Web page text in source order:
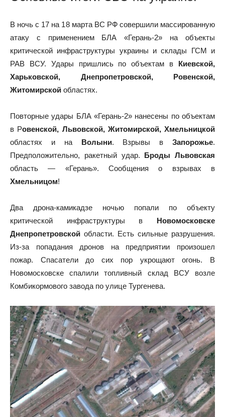
В ночь с 17 на 18 марта ВС РФ совершили массированную
атаку с применением БЛА «Герань-2» на объекты
критической инфраструктуры украины и склады ГСМ и
РАВ ВСУ. Удары пришлись по объектам в Киевской,
Харьковской, Днепропетровской, Ровенской,
Житомирской областях.
Повторные удары БЛА «Герань-2» нанесены по объектам
в Ровенской, Львовской, Житомирской, Хмельницкой
областях и на Волыни. Взрывы в Запорожье.
Предположительно, ракетный удар. Броды Львовская
область — «Герань». Сообщения о взрывах в
Хмельницом!
Два дрона-камикадзе ночью попали по объекту
критической инфраструктуры в Новомосковске
Днепропетровской области. Есть сильные разрушения.
Из-за попадания дронов на предприятии произошел
пожар. Спасатели до сих пор укрощают огонь. В
Новомосковске спалили топливный склад ВСУ возле
Комбикормового завода по улице Тургенева.